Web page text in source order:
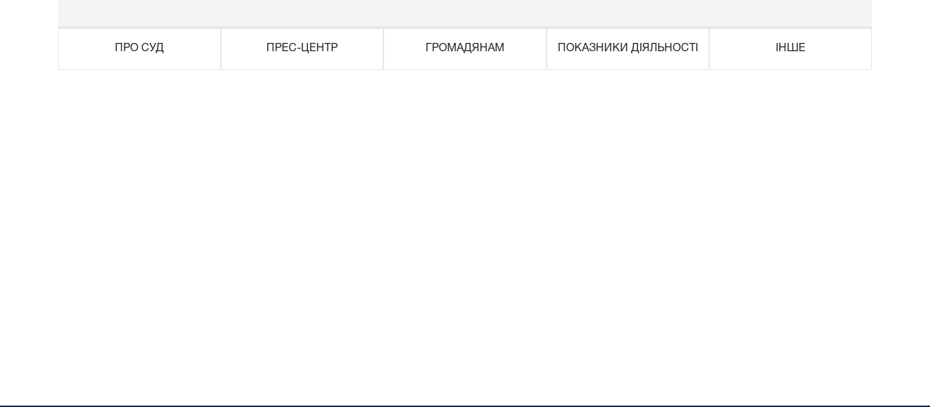
ПРО СУД ПРЕС-ЦЕНТР ГРОМАДЯНАМ ПОКАЗНИКИ ДІЯЛЬНОСТІ ІНШЕ